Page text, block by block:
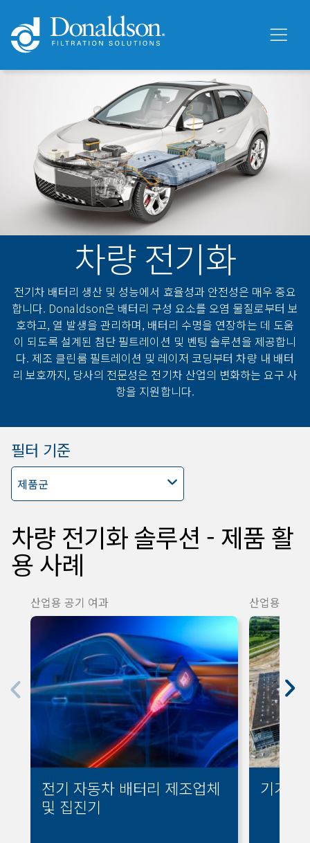
차량 전기화
전기차 배터리 생산 및 성능에서 효율성과 안전성은 매우 중요
합니다. Donaldson은 배터리 구성 요소를 오염 물질로부터 보
호하고, 열 발생을 관리하며, 배터리 수명을 연장하는 데 도움
이 되도록 설계된 첨단 필트레이션 및 벤팅 솔루션을 제공합니
다. 제조 클린룸 필트레이션 및 레이저 코딩부터 차량 내 배터
리 보호까지, 당사의 전문성은 전기차 산업의 변화하는 요구 사
항을 지원합니다.
필터 기준
제품군
차량 전기화 솔루션 - 제품 활
용 사례
산업용 공기 여과
전기 자동차 배터리 제조업체
및 집진기
산업용 공기
기가팩